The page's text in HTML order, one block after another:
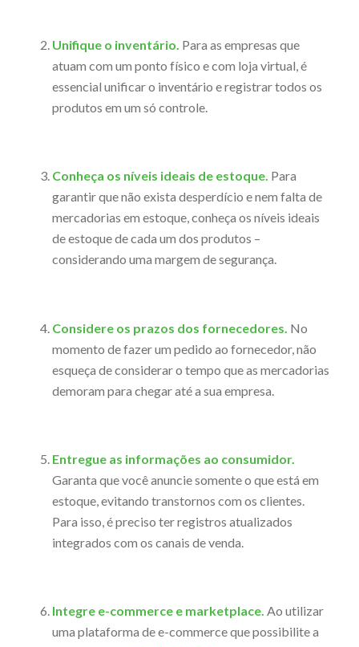
Unifique o inventário. Para as empresas que
atuam com um ponto físico e com loja virtual, é
essencial unificar o inventário e registrar todos os
produtos em um só controle.
Conheça os níveis ideais de estoque. Para
garantir que não exista desperdício e nem falta de
mercadorias em estoque, conheça os níveis ideais
de estoque de cada um dos produtos –
considerando uma margem de segurança.
Considere os prazos dos fornecedores. No
momento de fazer um pedido ao fornecedor, não
esqueça de considerar o tempo que as mercadorias
demoram para chegar até a sua empresa.
Entregue as informações ao consumidor.
Garanta que você anuncie somente o que está em
estoque, evitando transtornos com os clientes.
Para isso, é preciso ter registros atualizados
integrados com os canais de venda.
Integre e-commerce e marketplace. Ao utilizar
uma plataforma de e-commerce que possibilite a